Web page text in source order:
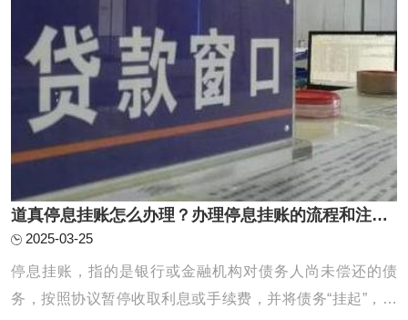
道真停息挂账怎么办理？办理停息挂账的流程和注意事项有哪些？
2025-03-25
停息挂账，指的是银行或金融机构对债务人尚未偿还的债
务，按照协议暂停收取利息或手续费，并将债务“挂起”，直